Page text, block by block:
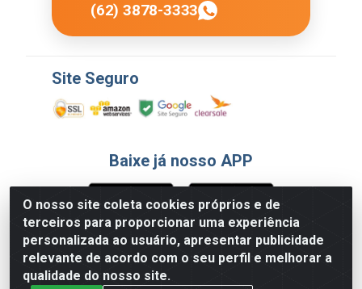
O nosso site coleta cookies próprios e de
terceiros para proporcionar uma experiência
personalizada ao usuário, apresentar publicidade
relevante de acordo com o seu perfil e melhorar a
qualidade do nosso site.
(62) 3878-3333
Site Seguro
Baixe já nosso APP
Formas de Pagamento